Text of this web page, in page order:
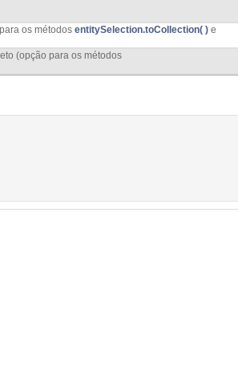
os métodos entitySelection.toCollection( ) e
(opção para os métodos